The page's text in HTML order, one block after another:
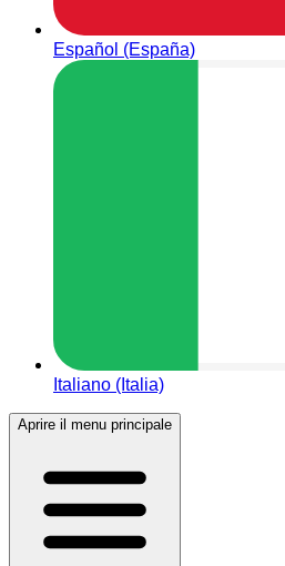
Español (España)
Italiano (Italia)
Aprire il menu principale